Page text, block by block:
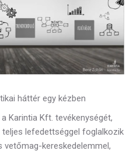
háttér egy kézben
Karintia Kft. tevékenységét,
lefedettséggel foglalkozik
kereskedelemmel,